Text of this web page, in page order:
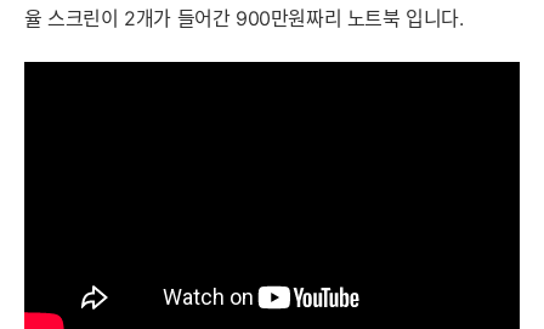
율 스크린이 2개가 들어간 900만원짜리 노트북 입니다.